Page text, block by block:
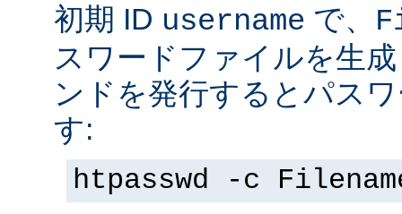
初期 ID username で、
スワードファイルを生
ンドを発行するとパス
す:
htpasswd -c